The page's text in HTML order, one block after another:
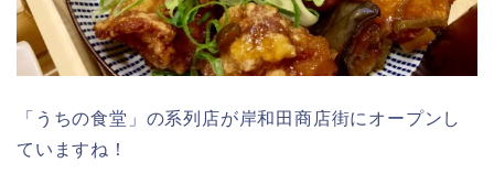
「うちの食堂」の系列店が岸和田商店街にオープンし
ていますね！